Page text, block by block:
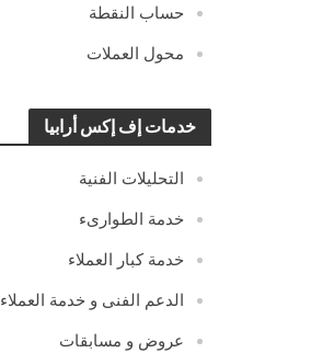
حساب النقطة
محول العملات
خدمات إف إكس أرابيا
التحليلات الفنية
خدمة الطوارىء
خدمة كبار العملاء
الدعم الفنى و خدمة العملاء
عروض و مسابقات